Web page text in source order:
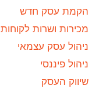
הקמת עסק חדש
מכירות ושרות לקוחות
ניהול עסק עצמאי
ניהול פיננסי
שיווק העסק